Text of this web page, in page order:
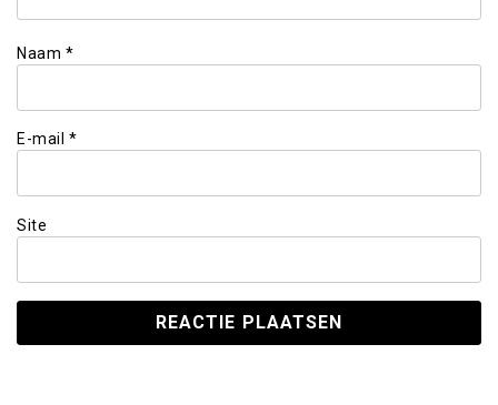
Naam *
E-mail *
Site